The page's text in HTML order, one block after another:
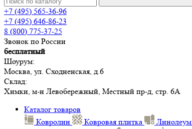
+7 (495) 565-36-96
+7 (495) 646-86-23
8 (800) 775-37-25
Звонок по России
бесплатный
Шоурум:
Москва, ул. Сходненская, д.6
Склад:
Химки, м-н Левобережный, Местный пр-д, стр. 6А
Каталог товаров
Ковролин
Ковровая плитка Линолеум